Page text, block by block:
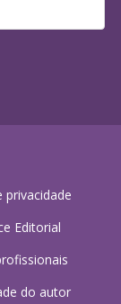
privacidade
Editorial
do autor